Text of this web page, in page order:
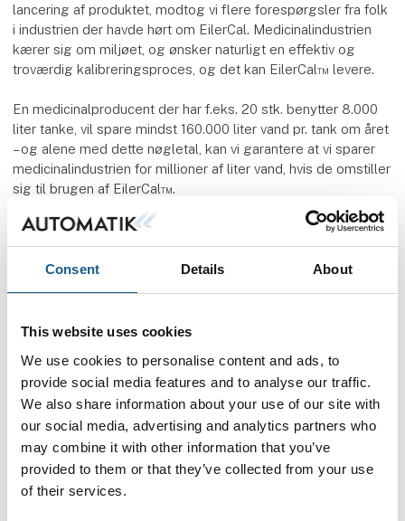
Consent Details About
This website uses cookies
We use cookies to personalise content and ads, to
provide social media features and to analyse our traffic.
We also share information about your use of our site with
our social media, advertising and analytics partners who
may combine it with other information that you’ve
provided to them or that they’ve collected from your use
of their services.
lancering af produktet, modtog vi flere forespørgsler fra folk
i industrien der havde hørt om EilerCal. Medicinalindustrien
kærer sig om miljøet, og ønsker naturligt en effektiv og
troværdig kalibreringsproces, og det kan EilerCal™ levere.
En medicinalproducent der har f.eks. 20 stk. benytter 8.000
liter tanke, vil spare mindst 160.000 liter vand pr. tank om året
– og alene med dette nøgletal, kan vi garantere at vi sparer
medicinalindustrien for millioner af liter vand, hvis de omstiller
sig til brugen af EilerCal™.
EilerCal™ giver ovenikøbet en markant besparelse på
energiforbrug, samtidig med løsningen giver en højere
oppetid i produktionen, idet en EilerCal™ kalibrering kun
tager omkring 30 minutter i forhold til de mange timer der
lanceringen af løsningen benyttes på tanke fra omkring 300
medicinalindustrien, men mange tilsvarende
produktionstanke kan med fordel skifte deres
kalibreringsmetode til EilerCal™.
EilerCal™ er allerede succesfuldt implementeret hos flere
medicinalproducenter i Danmark og udlandet, og har opnået
interesse fra mange udenlandske medicinalvirksomheder.
I løbet af 2023 bliver EilerCal™ tilgængeligt for hele